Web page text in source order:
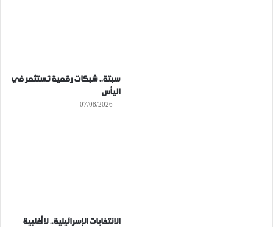
سبتة.. شبكات رقمية تستثمر في
اليأس
07/08/2026
الانتخابات الإسرائيلية.. لا أغلبية